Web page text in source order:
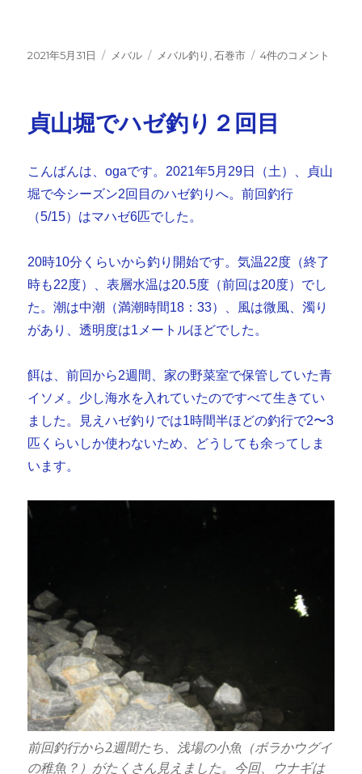
投
2021年5月31日
カ
ー
メバル
タ
メバル釣り ,石巻市
初
磯
ル
釣
4件のコメント
貞山堀でハゼ釣り２回目
こんばんは、ogaです。2021年5月29日（土）、貞山
堀で今シーズン2回目のハゼ釣りへ。前回釣行
（5/15）はマハゼ6匹でした。
20時10分くらいから釣り開始です。気温22度（終了
時も22度）、表層水温は20.5度（前回は20度）でし
た。潮は中潮（満潮時間18：33）、風は微風、濁り
があり、透明度は1メートルほどでした。
餌は、前回から2週間、家の野菜室で保管していた青
イソメ。少し海水を入れていたのですべて生きてい
ました。見えハゼ釣りでは1時間半ほどの釣行で2〜3
匹くらいしか使わないため、どうしても余ってしま
います。
前回釣行から2週間たち、浅場の小魚（ボラかウグイ
の稚魚？）がたくさん見えました。今回、ウナギは